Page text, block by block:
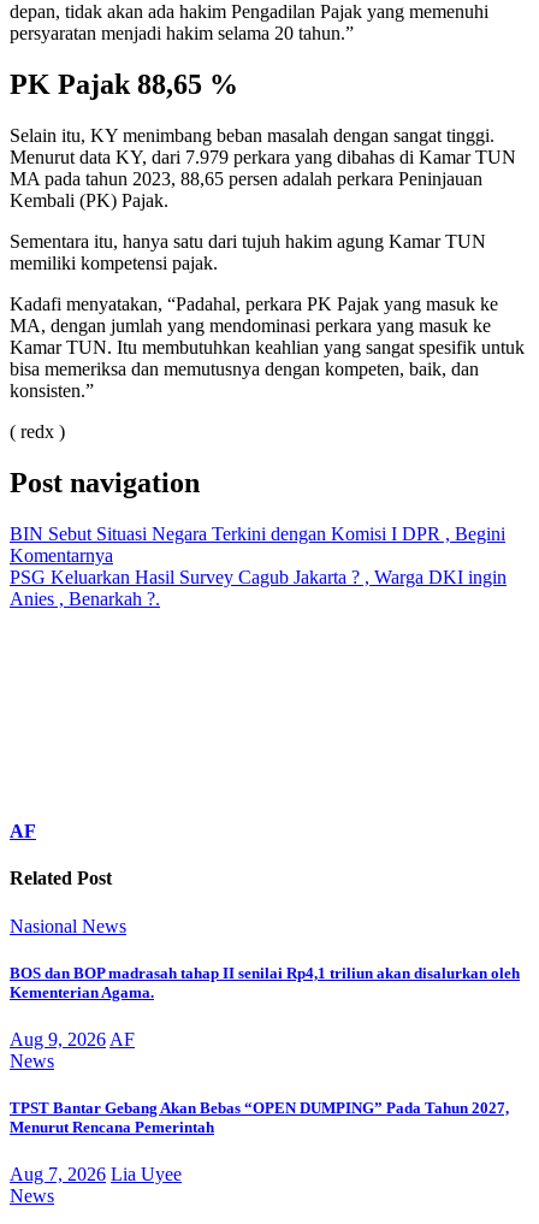
depan, tidak akan ada hakim Pengadilan Pajak yang memenuhi
persyaratan menjadi hakim selama 20 tahun.”
PK Pajak 88,65 %
Selain itu, KY menimbang beban masalah dengan sangat tinggi.
Menurut data KY, dari 7.979 perkara yang dibahas di Kamar TUN
MA pada tahun 2023, 88,65 persen adalah perkara Peninjauan
Kembali (PK) Pajak.
Sementara itu, hanya satu dari tujuh hakim agung Kamar TUN
memiliki kompetensi pajak.
Kadafi menyatakan, “Padahal, perkara PK Pajak yang masuk ke
MA, dengan jumlah yang mendominasi perkara yang masuk ke
Kamar TUN. Itu membutuhkan keahlian yang sangat spesifik untuk
bisa memeriksa dan memutusnya dengan kompeten, baik, dan
konsisten.”
( redx )
Post navigation
BIN Sebut Situasi Negara Terkini dengan Komisi I DPR , Begini
Komentarnya
PSG Keluarkan Hasil Survey Cagub Jakarta ? , Warga DKI ingin
Anies , Benarkah ?.
AF
Related Post
Nasional News
BOS dan BOP madrasah tahap II senilai Rp4,1 triliun akan disalurkan oleh
Kementerian Agama.
Aug 9, 2026 AF
News
TPST Bantar Gebang Akan Bebas “OPEN DUMPING” Pada Tahun 2027,
Menurut Rencana Pemerintah
Aug 7, 2026 Lia Uyee
News